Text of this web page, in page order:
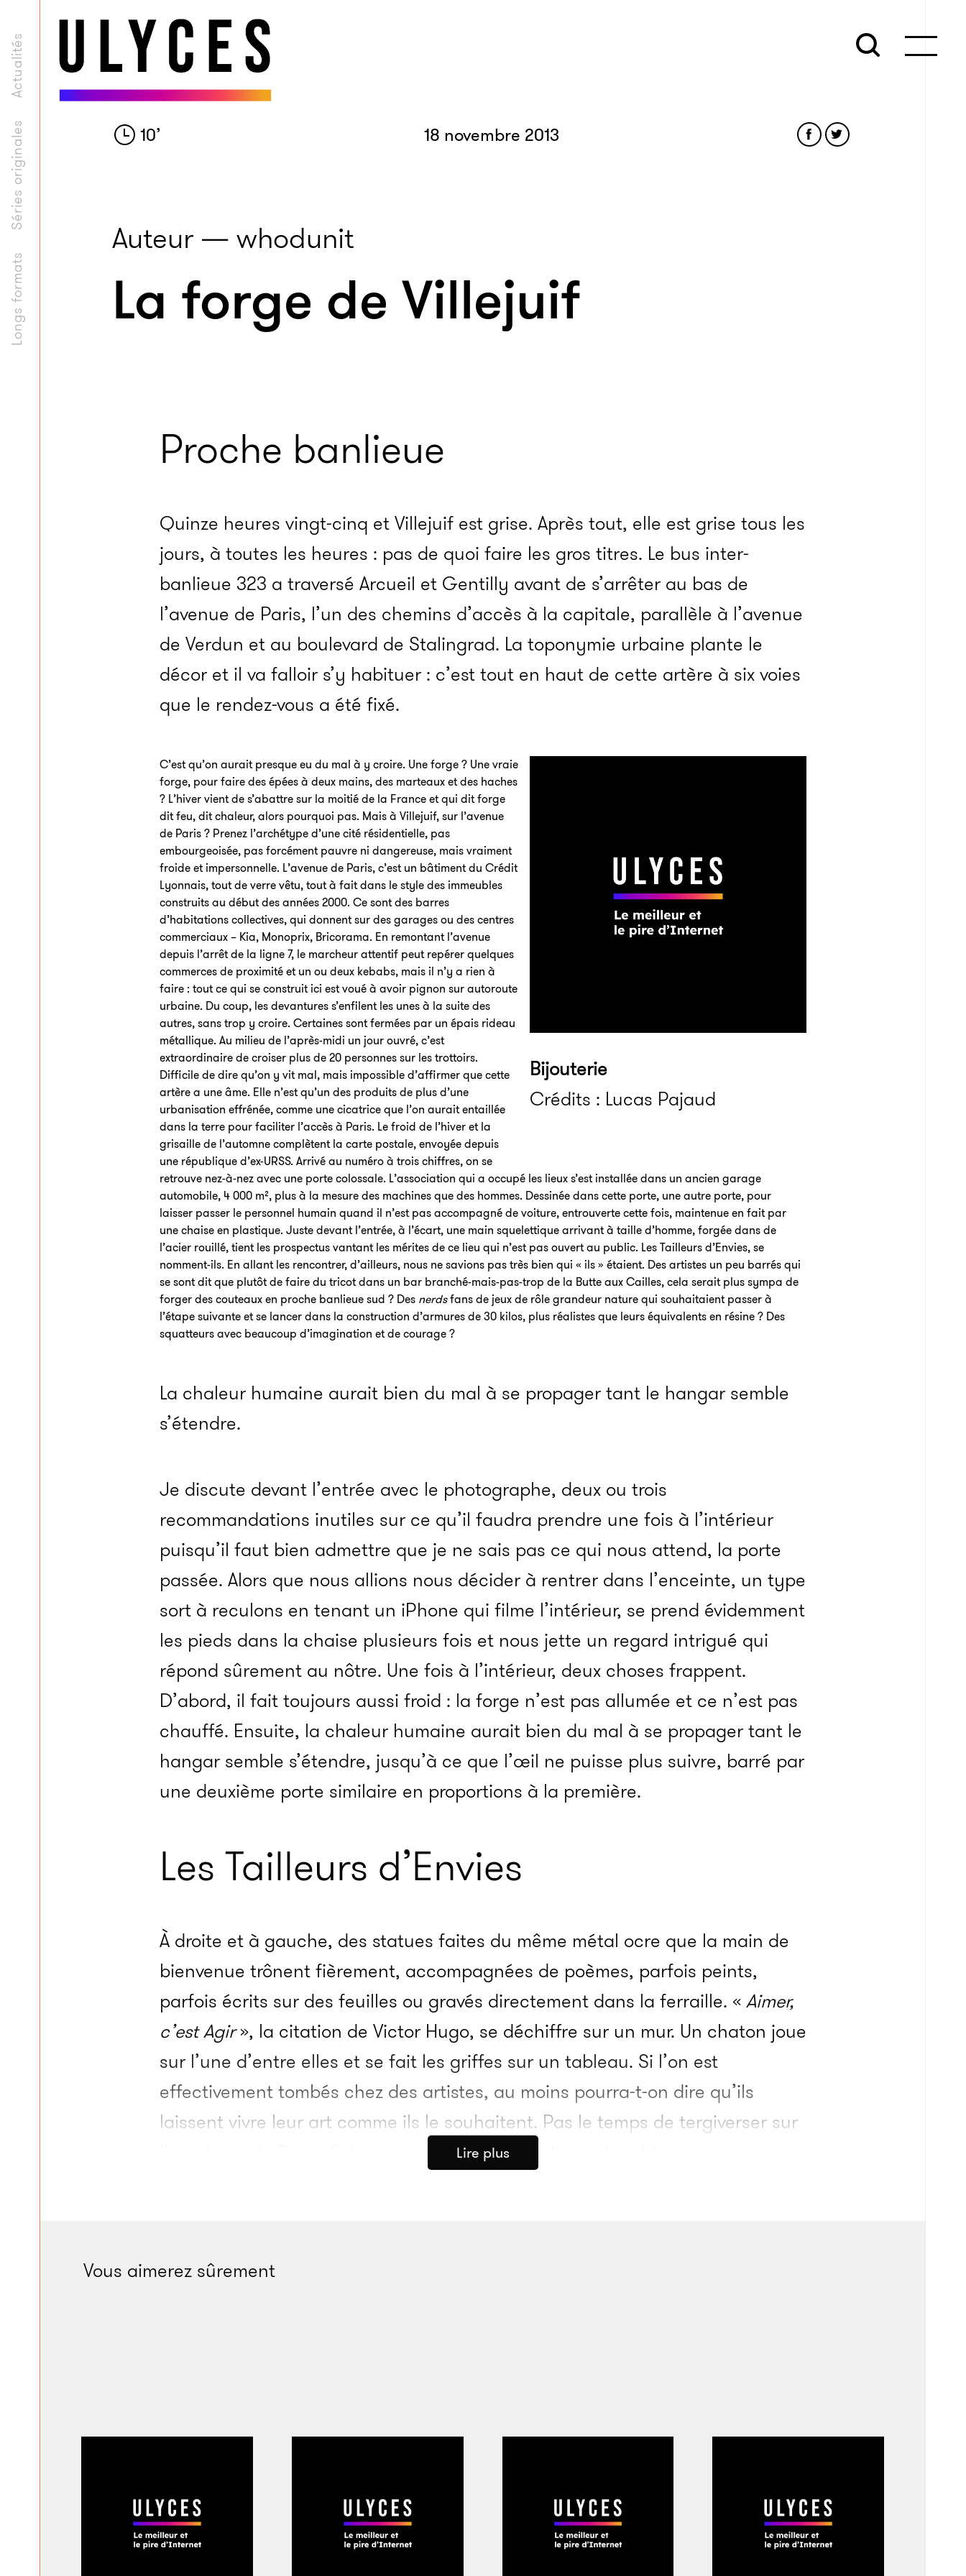
Longs formats
Séries originales
Actualités
10’ 18 novembre 2013
Auteur — whodunit
La forge de Villejuif
Proche banlieue
Quinze heures vingt-cinq et Villejuif est grise. Après tout, elle est grise tous les
jours, à toutes les heures : pas de quoi faire les gros titres. Le bus inter-
banlieue 323 a traversé Arcueil et Gentilly avant de s’arrêter au bas de
l’avenue de Paris, l’un des chemins d’accès à la capitale, parallèle à l’avenue
de Verdun et au boulevard de Stalingrad. La toponymie urbaine plante le
décor et il va falloir s’y habituer : c’est tout en haut de cette artère à six voies
que le rendez-vous a été fixé.
Bijouterie
Crédits : Lucas Pajaud
C’est qu’on aurait presque eu du mal à y croire. Une forge ? Une vraie
forge, pour faire des épées à deux mains, des marteaux et des haches
? L’hiver vient de s’abattre sur la moitié de la France et qui dit forge
dit feu, dit chaleur, alors pourquoi pas. Mais à Villejuif, sur l’avenue
de Paris ? Prenez l’archétype d’une cité résidentielle, pas
embourgeoisée, pas forcément pauvre ni dangereuse, mais vraiment
froide et impersonnelle. L’avenue de Paris, c’est un bâtiment du Crédit
Lyonnais, tout de verre vêtu, tout à fait dans le style des immeubles
construits au début des années 2000. Ce sont des barres
d’habitations collectives, qui donnent sur des garages ou des centres
commerciaux – Kia, Monoprix, Bricorama. En remontant l’avenue
depuis l’arrêt de la ligne 7, le marcheur attentif peut repérer quelques
commerces de proximité et un ou deux kebabs, mais il n’y a rien à
faire : tout ce qui se construit ici est voué à avoir pignon sur autoroute
urbaine. Du coup, les devantures s’enfilent les unes à la suite des
autres, sans trop y croire. Certaines sont fermées par un épais rideau
métallique. Au milieu de l’après-midi un jour ouvré, c’est
extraordinaire de croiser plus de 20 personnes sur les trottoirs.
Difficile de dire qu’on y vit mal, mais impossible d’affirmer que cette
artère a une âme. Elle n’est qu’un des produits de plus d’une
urbanisation effrénée, comme une cicatrice que l’on aurait entaillée
dans la terre pour faciliter l’accès à Paris. Le froid de l’hiver et la
grisaille de l’automne complètent la carte postale, envoyée depuis
une république d’ex-URSS. Arrivé au numéro à trois chiffres, on se
retrouve nez-à-nez avec une porte colossale. L’association qui a occupé les lieux s’est installée dans un ancien garage
automobile, 4 000 m², plus à la mesure des machines que des hommes. Dessinée dans cette porte, une autre porte, pour
laisser passer le personnel humain quand il n’est pas accompagné de voiture, entrouverte cette fois, maintenue en fait par
une chaise en plastique. Juste devant l’entrée, à l’écart, une main squelettique arrivant à taille d’homme, forgée dans de
l’acier rouillé, tient les prospectus vantant les mérites de ce lieu qui n’est pas ouvert au public. Les Tailleurs d’Envies, se
nomment-ils. En allant les rencontrer, d’ailleurs, nous ne savions pas très bien qui « ils » étaient. Des artistes un peu barrés qui
se sont dit que plutôt de faire du tricot dans un bar branché-mais-pas-trop de la Butte aux Cailles, cela serait plus sympa de
forger des couteaux en proche banlieue sud ? Desnerdsfans de jeux de rôle grandeur nature qui souhaitaient passer à
l’étape suivante et se lancer dans la construction d’armures de 30 kilos, plus réalistes que leurs équivalents en résine ? Des
squatteurs avec beaucoup d’imagination et de courage ?
La chaleur humaine aurait bien du mal à se propager tant le hangar semble
s’étendre.
Je discute devant l’entrée avec le photographe, deux ou trois
recommandations inutiles sur ce qu’il faudra prendre une fois à l’intérieur
puisqu’il faut bien admettre que je ne sais pas ce qui nous attend, la porte
passée. Alors que nous allions nous décider à rentrer dans l’enceinte, un type
sort à reculons en tenant un iPhone qui filme l’intérieur, se prend évidemment
les pieds dans la chaise plusieurs fois et nous jette un regard intrigué qui
répond sûrement au nôtre. Une fois à l’intérieur, deux choses frappent.
D’abord, il fait toujours aussi froid : la forge n’est pas allumée et ce n’est pas
chauffé. Ensuite, la chaleur humaine aurait bien du mal à se propager tant le
hangar semble s’étendre, jusqu’à ce que l’œil ne puisse plus suivre, barré par
une deuxième porte similaire en proportions à la première.
Les Tailleurs d’Envies
À droite et à gauche, des statues faites du même métal ocre que la main de
bienvenue trônent fièrement, accompagnées de poèmes, parfois peints,
parfois écrits sur des feuilles ou gravés directement dans la ferraille. «Aimer,
c’est Agir», la citation de Victor Hugo, se déchiffre sur un mur. Un chaton joue
sur l’une d’entre elles et se fait les griffes sur un tableau. Si l’on est
effectivement tombés chez des artistes, au moins pourra-t-on dire qu’ils
laissent vivre leur art comme ils le souhaitent. Pas le temps de tergiverser sur
l’ontologie du Beau, Fabien nous appelle déjà depuis la table où sont réunis
la forge et viennent voir ce qu’on fait ici !
Fabien insiste sur ce point : Les Tailleurs d’Envies, ce n’est pas une bande de
hippies qui cherche à se la couler douce sur un territoire municipal laissé en
Lire plus
Vous aimerez sûrement